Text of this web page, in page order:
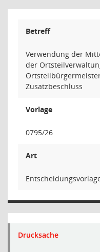
Betreff
Verwendung der
der
Zusatzbeschluss
Vorlage
0795/26
Art
Drucksache